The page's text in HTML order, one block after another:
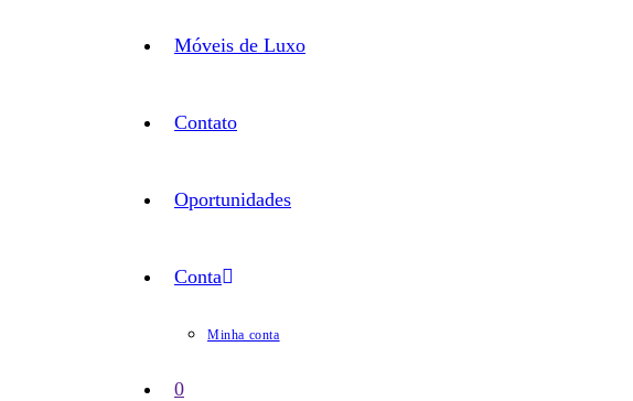
Móveis de Luxo
Contato
Oportunidades
Conta
Minha conta
0